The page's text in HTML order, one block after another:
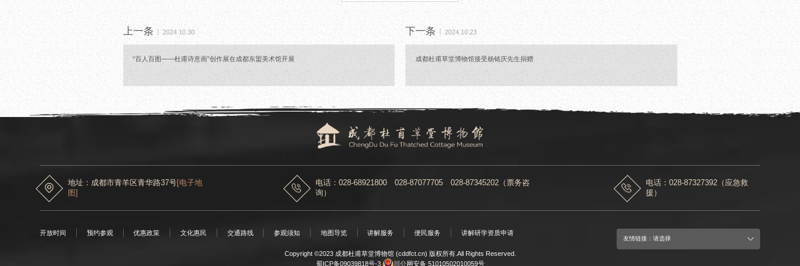
上一条 2024.10.30
“百人百图——杜甫诗意画”创作展在成都东盟美术馆开展
下一条 2024.10.23
成都杜甫草堂博物馆接受杨铭庆先生捐赠
地址：成都市青羊区青华路37号[电子地
图]
电话：028-68921800 028-87077705 028-87345202（票务咨
询）
电话：028-87327392（应急救
援）
开放时间 预约参观 优惠政策 文化惠民 交通路线 参观须知 地图导览 讲解服务 便民服务 讲解研学资质申请
友情链接：请选择
Copyright ©2023 成都杜甫草堂博物馆 (cddfct.cn) 版权所有.All Rights Reserved.
蜀ICP备09039818号-3
川公网安备 51010502010059号